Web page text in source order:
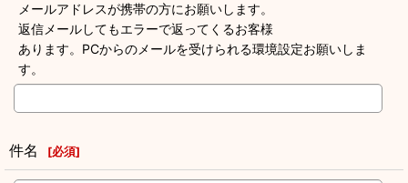
メールアドレスが携帯の方にお願いします。
返信メールしてもエラーで返ってくるお客様
あります。PCからのメールを受けられる環境設定お願いしま
す。
件名 [必須]